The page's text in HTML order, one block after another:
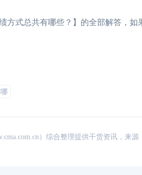
方式总共有哪些？】的全部解答，
）综合整理提供干货资讯，来